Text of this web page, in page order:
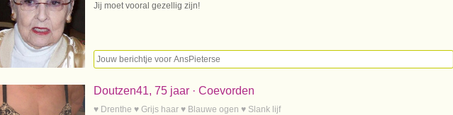
Jij moet vooral gezellig zijn!
Doutzen41, 75 jaar · Coevorden
♥ Drenthe ♥ Grijs haar ♥ Blauwe ogen ♥ Slank lijf